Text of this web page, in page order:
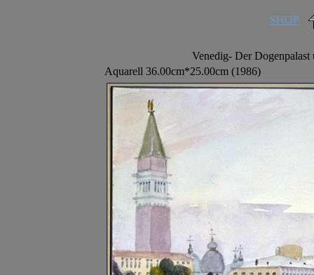
SHOP
Venedig- Der Dogenpalast
Aquarell 36.00cm*25.00cm (1986)